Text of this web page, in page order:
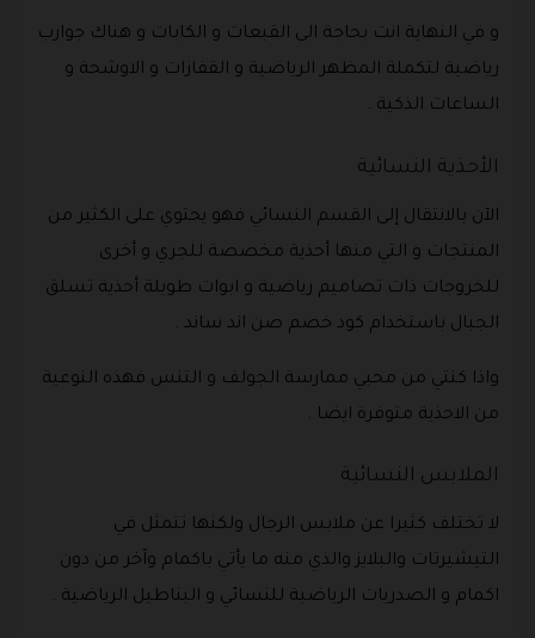
و في النهاية انت بحاجة الى القبعات و الكابات و هناك جوارب
رياضية لتكملة المظهر الرياضية و القفازات و الاوشحة و
الساعات الذكية .
الأحذية النسائية
الآن بالانتقال إلى القسم النسائي فهو يحتوي على الكثير من
المنتجات و التي منها أحذية مخصصة للجري و أخرى
للخروجات ذات تصاميم رياضية و ابوات طويلة أحذية تسلق
الجبال باستخدام كود خصم صن اند ساند .
واذا كنتي من محبي ممارسة الجولف و التنس فهذه النوعية
من الاحذية متوفرة ايضا .
الملابس النسائية
لا تختلف كثيرا عن ملابس الرجال ولكنها تتمثل في
التيشيرتات والبلايز والذي منه ما يأتي باكمام وآخر من دون
اكمام و الصدريات الرياضية للنسائي و البناطيل الرياضية .